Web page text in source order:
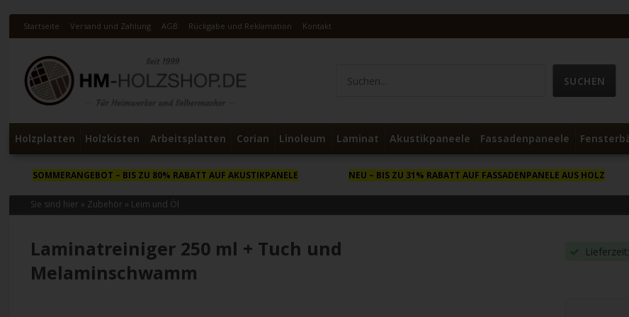
Startseite Versand und Zahlung AGB Rückgabe und Reklamation Kontakt
Holzplatten Holzkisten Arbeitsplatten Corian Linoleum Laminat Akustikpaneele Fassadenpaneele
SOMMERANGEBOT– BIS ZU 80% RABATT AUF AKUSTIKPANELE NEU – BIS ZU 31% RABATT AUF FASSADENPANELE AUS HOLZ
Sie sind hier » Zubehör » Leim und Öl
Laminatreiniger 250 ml + Tuch und
Melaminschwamm